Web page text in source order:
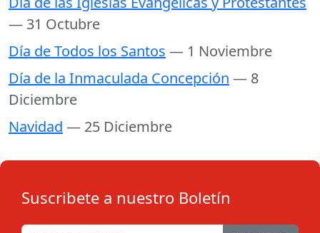
— 31 Octubre
Día de Todos los Santos — 1 Noviembre
Día de la Inmaculada Concepción — 8
Diciembre
Navidad — 25 Diciembre
Suscribete a nuestro Boletín